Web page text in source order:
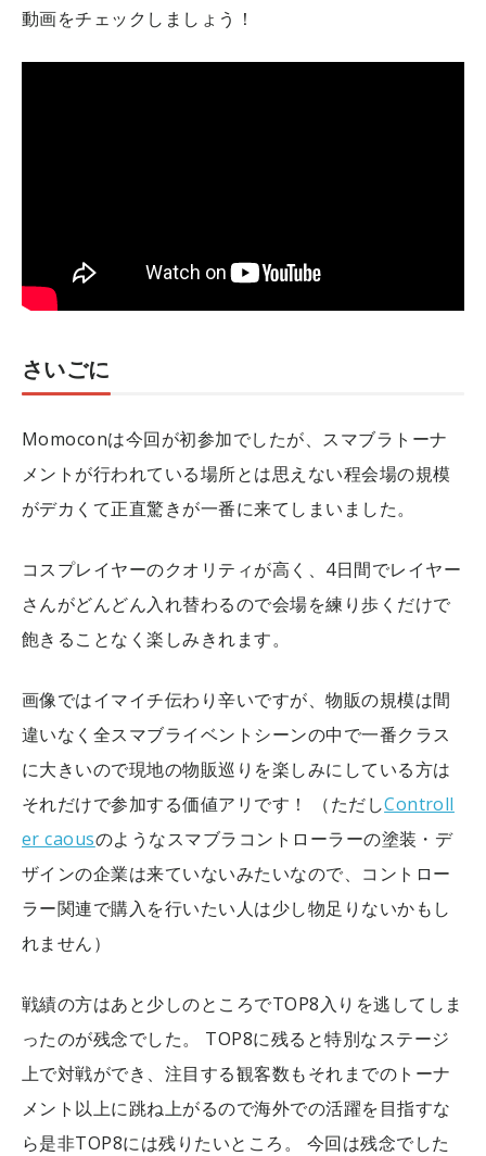
動画をチェックしましょう！
さいごに
Momoconは今回が初参加でしたが、スマブラトーナ
メントが行われている場所とは思えない程会場の規模
がデカくて正直驚きが一番に来てしまいました。
コスプレイヤーのクオリティが高く、4日間でレイヤー
さんがどんどん入れ替わるので会場を練り歩くだけで
飽きることなく楽しみきれます。
画像ではイマイチ伝わり辛いですが、物販の規模は間
違いなく全スマブライベントシーンの中で一番クラス
に大きいので現地の物販巡りを楽しみにしている方は
それだけで参加する価値アリです！
（ただしControll
er caousのようなスマブラコントローラーの塗装・デ
ザインの企業は来ていないみたいなので、コントロー
ラー関連で購入を行いたい人は少し物足りないかもし
れません）
戦績の方はあと少しのところでTOP8入りを逃してしま
ったのが残念でした。
TOP8に残ると特別なステージ
上で対戦ができ、注目する観客数もそれまでのトーナ
メント以上に跳ね上がるので海外での活躍を目指すな
ら是非TOP8には残りたいところ。
今回は残念でした